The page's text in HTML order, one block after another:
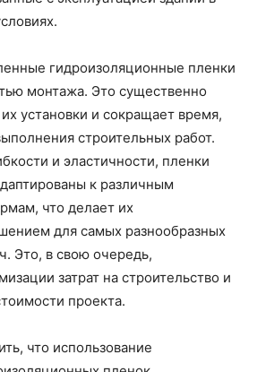
гидроизоляционные пленки
монтажа. Это существенно
установки и сокращает время,
строительных работ.
и эластичности, пленки
к различным
что делает их
для самых разнообразных
Это, в свою очередь,
затрат на строительство и
проекта.
что использование